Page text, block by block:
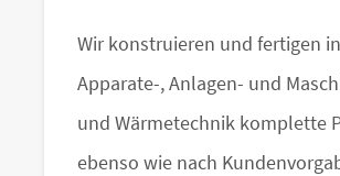
Wir konstruieren und fertigen
Apparate-, Anlagen- und
und Wärmetechnik komplette
ebenso wie nach